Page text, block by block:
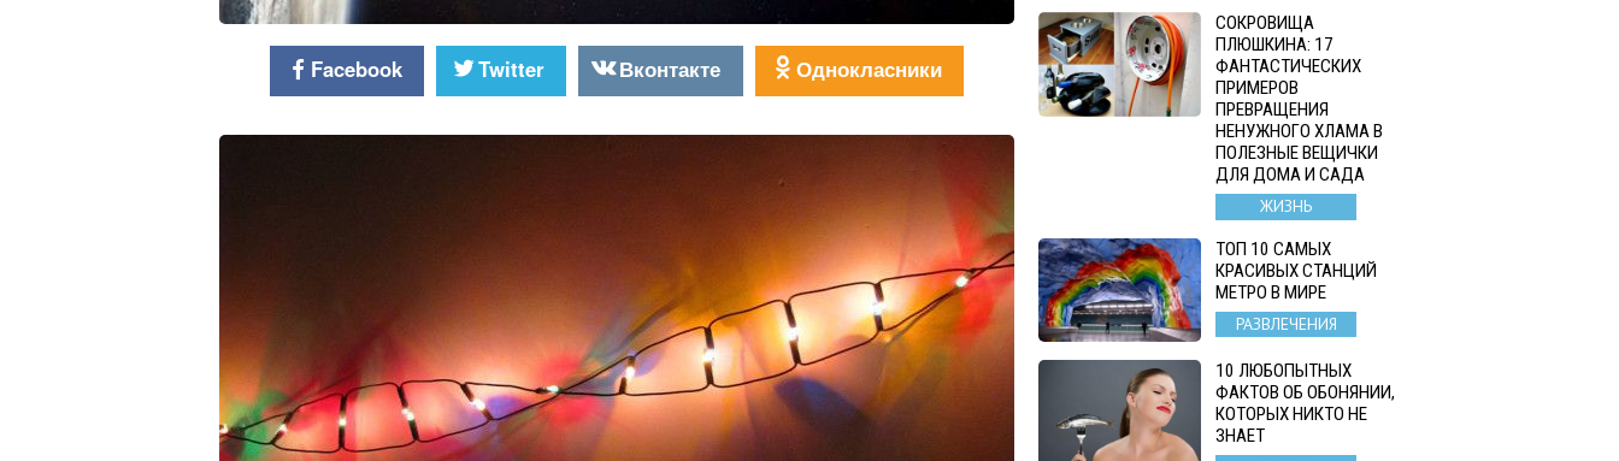
Facebook Twitter Вконтакте Однокласники
СОКРОВИЩА
ПЛЮШКИНА: 17
ФАНТАСТИЧЕСКИХ
ПРИМЕРОВ
ПРЕВРАЩЕНИЯ
НЕНУЖНОГО ХЛАМА В
ПОЛЕЗНЫЕ ВЕЩИЧКИ
ДЛЯ ДОМА И САДА
ЖИЗНЬ
ТОП 10 САМЫХ
КРАСИВЫХ СТАНЦИЙ
МЕТРО В МИРЕ
РАЗВЛЕЧЕНИЯ
10 ЛЮБОПЫТНЫХ
ФАКТОВ ОБ ОБОНЯНИИ,
КОТОРЫХ НИКТО НЕ
ЗНАЕТ